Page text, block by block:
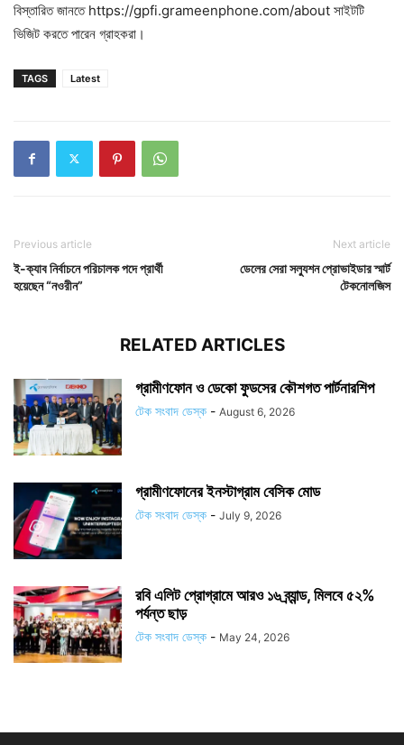
বিস্তারিত জানতে https://gpfi.grameenphone.com/about সাইটটি
ভিজিট করতে পারেন গ্রাহকরা।
TAGS Latest
Previous article
ই-ক্যাব নির্বাচনে পরিচালক পদে প্রার্থী
হয়েছেন “নওরীন”
Next article
ডেলের সেরা সল্যুশন প্রোভাইডার স্মার্ট
টেকনোলজিস
RELATED ARTICLES
গ্রামীণফোন ও ডেকো ফুডসের কৌশগত পার্টনারশিপ
টেক সংবাদ ডেস্ক - August 6, 2026
গ্রামীণফোনের ইনস্টাগ্রাম বেসিক মোড
টেক সংবাদ ডেস্ক - July 9, 2026
রবি এলিট প্রোগ্রামে আরও ১৬ ব্র্যান্ড, মিলবে ৫২%
পর্যন্ত ছাড়
টেক সংবাদ ডেস্ক - May 24, 2026